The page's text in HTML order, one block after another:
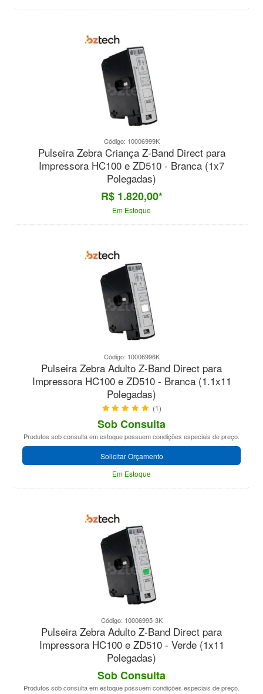
Código: 10006999K
Pulseira Zebra Criança Z-Band Direct para
Impressora HC100 e ZD510 - Branca (1x7
Polegadas)
R$ 1.820,00*
Em Estoque
Código: 10006996K
Pulseira Zebra Adulto Z-Band Direct para
Impressora HC100 e ZD510 - Branca (1.1x11
Polegadas)
(1)
Sob Consulta
Produtos sob consulta em estoque possuem condições especiais de preço.
Solicitar Orçamento
Em Estoque
Código: 10006995-3K
Pulseira Zebra Adulto Z-Band Direct para
Impressora HC100 e ZD510 - Verde (1x11
Polegadas)
Sob Consulta
Produtos sob consulta em estoque possuem condições especiais de preço.